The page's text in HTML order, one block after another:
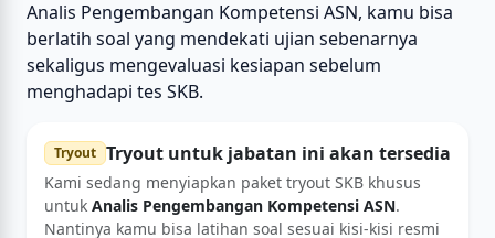
Analis Pengembangan Kompetensi ASN, kamu bisa
berlatih soal yang mendekati ujian sebenarnya
sekaligus mengevaluasi kesiapan sebelum
menghadapi tes SKB.
Tryout Tryout untuk jabatan ini akan tersedia
Kami sedang menyiapkan paket tryout SKB khusus
untuk Analis Pengembangan Kompetensi ASN.
Nantinya kamu bisa latihan soal sesuai kisi-kisi resmi